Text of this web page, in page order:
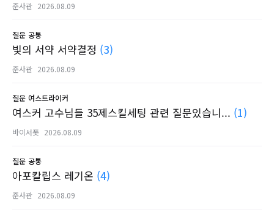
준사관 2026.08.09
질문 공통
빛의 서약 서약결정 (3)
준사관 2026.08.09
질문 여스트라이커
여스커 고수님들 35제스킬세팅 관련 질문있습니... (1)
바이서폿 2026.08.09
질문 공통
아포칼립스 레기온 (4)
준사관 2026.08.09